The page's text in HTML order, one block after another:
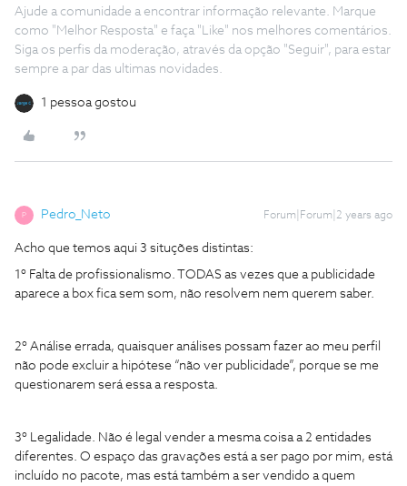
Ajude a comunidade a encontrar informação relevante. Marque
como "Melhor Resposta" e faça "Like" nos melhores comentários.
Siga os perfis da moderação, através da opção "Seguir", para estar
sempre a par das ultimas novidades.
1 pessoa gostou
P Pedro_Neto Forum|Forum|2 years ago
Acho que temos aqui 3 situções distintas:
1º Falta de profissionalismo. TODAS as vezes que a publicidade
aparece a box fica sem som, não resolvem nem querem saber.
2º Análise errada, quaisquer análises possam fazer ao meu perfil
não pode excluir a hipótese “não ver publicidade”, porque se me
questionarem será essa a resposta.
3º Legalidade. Não é legal vender a mesma coisa a 2 entidades
diferentes. O espaço das gravações está a ser pago por mim, está
incluído no pacote, mas está também a ser vendido a quem